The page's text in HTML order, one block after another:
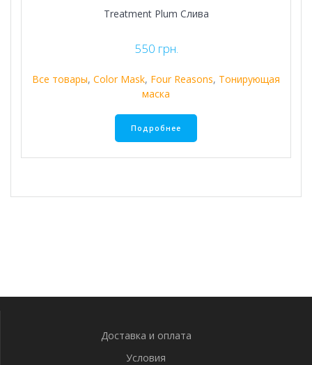
Treatment Plum Слива
550 грн.
Все товары, Color Mask, Four Reasons, Тонирующая
маска
Подробнее
Доставка и оплата
Условия